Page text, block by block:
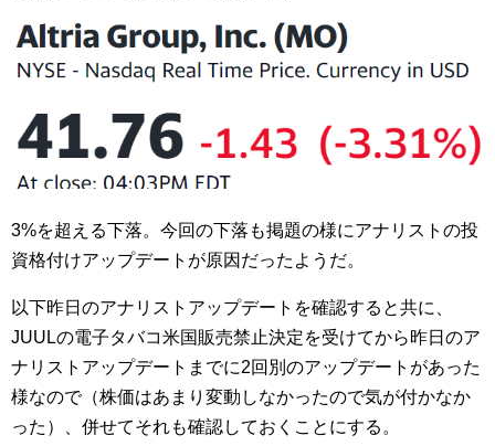
3%を超える下落。今回の下落も掲題の様にアナリストの投
資格付けアップデートが原因だったようだ。
以下昨日のアナリストアップデートを確認すると共に、
JUULの電子タバコ米国販売禁止決定を受けてから昨日のア
ナリストアップデートまでに2回別のアップデートがあった
様なので（株価はあまり変動しなかったので気が付かなか
った）、併せてそれも確認しておくことにする。